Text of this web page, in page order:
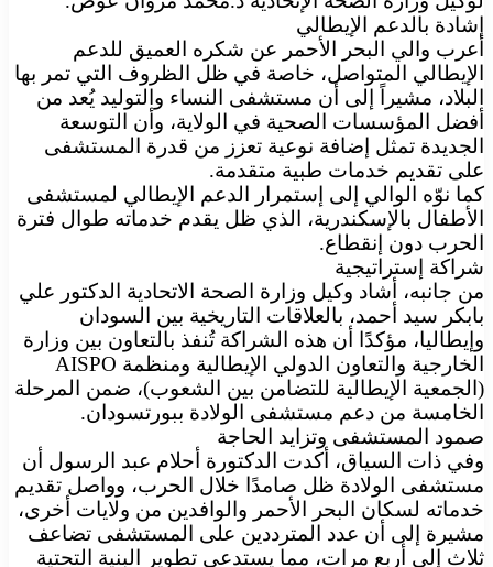
إشادة بالدعم الإيطالي
أعرب والي البحر الأحمر عن شكره العميق للدعم
الإيطالي المتواصل، خاصة في ظل الظروف التي تمر بها
البلاد، مشيراً إلى أن مستشفى النساء والتوليد يُعد من
أفضل المؤسسات الصحية في الولاية، وأن التوسعة
الجديدة تمثل إضافة نوعية تعزز من قدرة المستشفى
على تقديم خدمات طبية متقدمة.
كما نوّه الوالي إلى إستمرار الدعم الإيطالي لمستشفى
الأطفال بالإسكندرية، الذي ظل يقدم خدماته طوال فترة
الحرب دون إنقطاع.
شراكة إستراتيجية
من جانبه، أشاد وكيل وزارة الصحة الاتحادية الدكتور علي
بابكر سيد أحمد، بالعلاقات التاريخية بين السودان
وإيطاليا، مؤكدًا أن هذه الشراكة تُنفذ بالتعاون بين وزارة
الخارجية والتعاون الدولي الإيطالية ومنظمة AISPO
(الجمعية الإيطالية للتضامن بين الشعوب)، ضمن المرحلة
الخامسة من دعم مستشفى الولادة ببورتسودان.
صمود المستشفى وتزايد الحاجة
وفي ذات السياق، أكدت الدكتورة أحلام عبد الرسول أن
مستشفى الولادة ظل صامدًا خلال الحرب، وواصل تقديم
خدماته لسكان البحر الأحمر والوافدين من ولايات أخرى،
مشيرة إلى أن عدد المترددين على المستشفى تضاعف
ثلاث إلى أربع مرات، مما يستدعي تطوير البنية التحتية